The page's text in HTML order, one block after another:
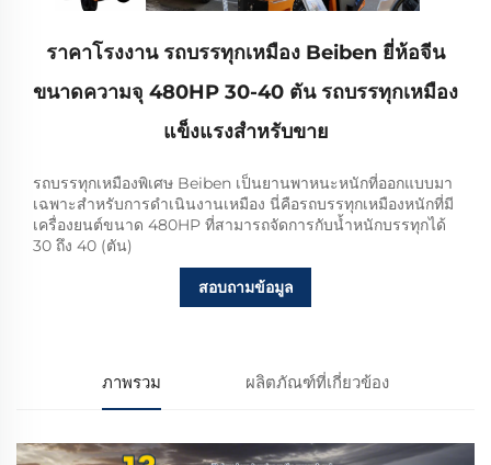
ราคาโรงงาน รถบรรทุกเหมือง Beiben ยี่ห้อจีน
ขนาดความจุ 480HP 30-40 ตัน รถบรรทุกเหมือง
แข็งแรงสำหรับขาย
รถบรรทุกเหมืองพิเศษ Beiben เป็นยานพาหนะหนักที่ออกแบบมา
เฉพาะสำหรับการดำเนินงานเหมือง นี่คือรถบรรทุกเหมืองหนักที่มี
เครื่องยนต์ขนาด 480HP ที่สามารถจัดการกับน้ำหนักบรรทุกได้
30 ถึง 40 (ตัน)
สอบถามข้อมูล
ภาพรวม ผลิตภัณฑ์ที่เกี่ยวข้อง